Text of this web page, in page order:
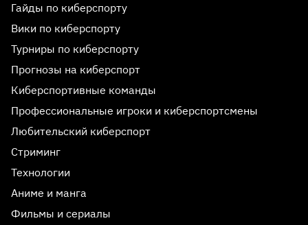
Гайды по киберспорту
Вики по киберспорту
Турниры по киберспорту
Прогнозы на киберспорт
Киберспортивные команды
Профессиональные игроки и киберспортсмены
Любительский киберспорт
Стриминг
Технологии
Аниме и манга
Фильмы и сериалы